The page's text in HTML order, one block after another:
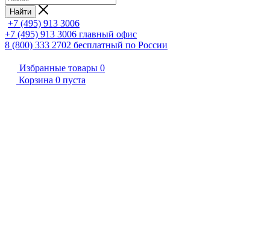
Найти
+7 (495) 913 3006
+7 (495) 913 3006 главный офис
8 (800) 333 2702 бесплатный по России
Избранные товары 0
Корзина 0 пуста